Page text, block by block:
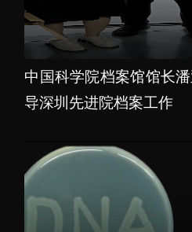
群团工作
树立和践行正确政绩观
学习教育
传承和弘扬科学家精神
中国科学院档案馆馆长
导深圳先进院档案工作